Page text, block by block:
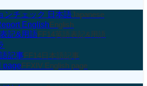
ンチェック 日本語Japanese
EnglishEnglish
記&用語FF14英語表記&用語
記事FF14日本語記事
pageFFXIV English page